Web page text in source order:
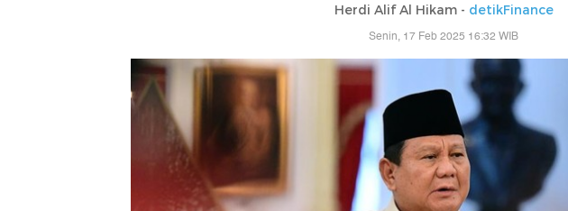
Herdi Alif Al Hikam - detikFinance
Senin, 17 Feb 2025 16:32 WIB